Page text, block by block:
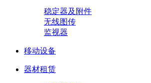
稳定器及附件
无线图传
监视器
移动设备
器材租赁